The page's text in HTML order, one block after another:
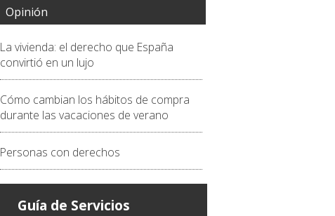
Opinión
La vivienda: el derecho que España
convirtió en un lujo
Cómo cambian los hábitos de compra
durante las vacaciones de verano
Personas con derechos
Guía de Servicios